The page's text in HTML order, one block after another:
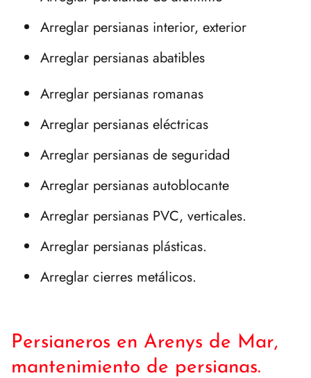
Arreglar persianas interior, exterior
Arreglar persianas abatibles
Arreglar persianas romanas
Arreglar persianas eléctricas
Arreglar persianas de seguridad
Arreglar persianas autoblocante
Arreglar persianas PVC, verticales.
Arreglar persianas plásticas.
Arreglar cierres metálicos.
Persianeros en Arenys de Mar,
mantenimiento de persianas.